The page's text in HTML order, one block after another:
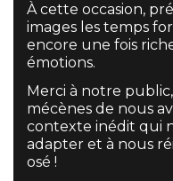
À cette occasion,
images les temps
encore une fois
émotions.
Merci à notre
mécènes de nous
contexte inédit qui
adapter et à nous
osé !